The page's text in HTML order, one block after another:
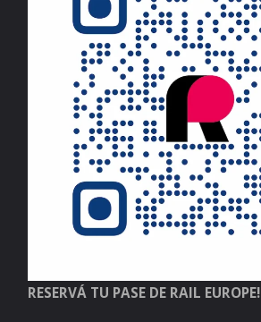
RESERVÁ TU PASE DE RAIL EUROPE!